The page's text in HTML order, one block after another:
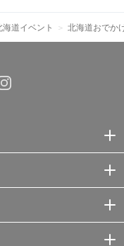
海道イベント 北海道おでか